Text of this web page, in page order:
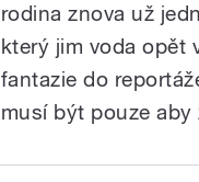
rodina znova už
který jim voda opět
fantazie do
musí být pouze aby